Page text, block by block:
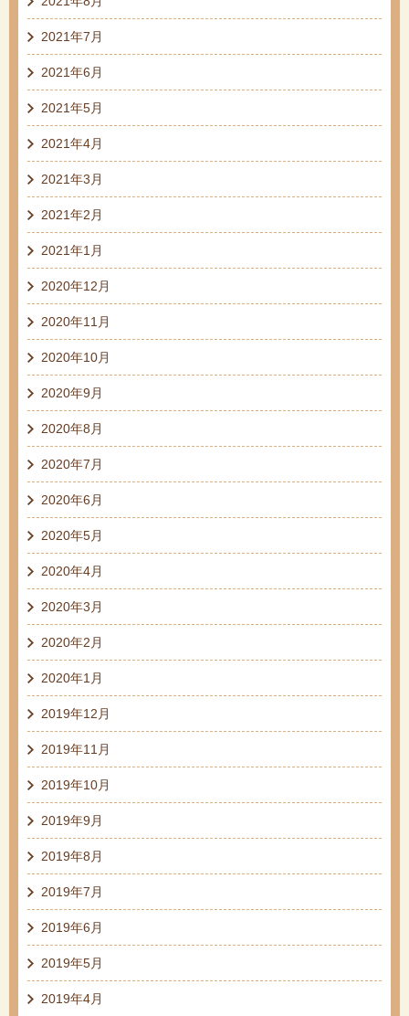
2021年7月
2021年6月
2021年5月
2021年4月
2021年3月
2021年2月
2021年1月
2020年12月
2020年11月
2020年10月
2020年9月
2020年8月
2020年7月
2020年6月
2020年5月
2020年4月
2020年3月
2020年2月
2020年1月
2019年12月
2019年11月
2019年10月
2019年9月
2019年8月
2019年7月
2019年6月
2019年5月
2019年4月